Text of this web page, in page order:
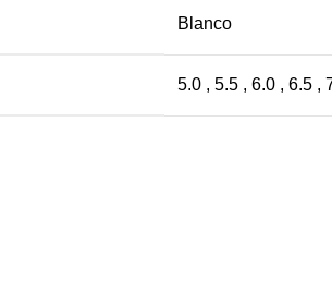
Blanco
5.0 , 5.5 , 6.0 , 6.5 ,